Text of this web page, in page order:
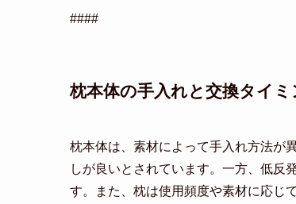
####
枕本体の手入れと交換タイミ
枕本体は、素材によって手入れ方法が
しが良いとされています。一方、低反
す。また、枕は使用頻度や素材に応じ